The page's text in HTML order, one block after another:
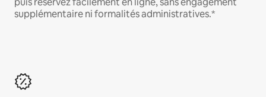
supplémentaire ni formalités administratives.*